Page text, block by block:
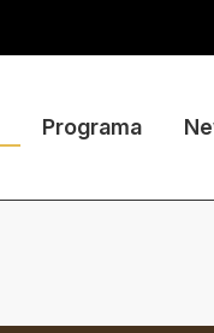
Programa